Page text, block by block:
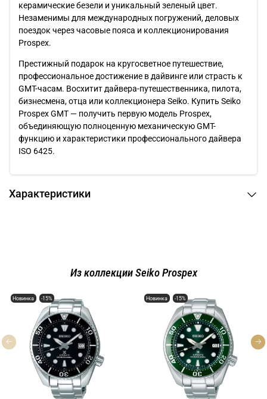
керамические безели и уникальный зеленый цвет.
Незаменимы для международных погружений, деловых
поездок через часовые пояса и коллекционирования
Prospex.
Престижный подарок на кругосветное путешествие,
профессиональное достижение в дайвинге или страсть к
GMT-часам. Восхитит дайвера-путешественника, пилота,
бизнесмена, отца или коллекционера Seiko. Купить Seiko
Prospex GMT — получить первую модель Prospex,
объединяющую полноценную механическую GMT-
функцию и характеристики профессионального дайвера
ISO 6425.
Характеристики
Из коллекции Seiko Prospex
Новинка -15% Новинка -15%